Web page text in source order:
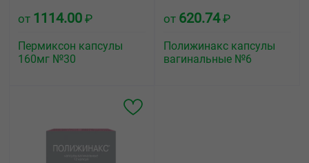
от 1114.00 ₽
Пермиксон капсулы
160мг №30
от 620.74₽
Полижинакс капсулы
вагинальные №6